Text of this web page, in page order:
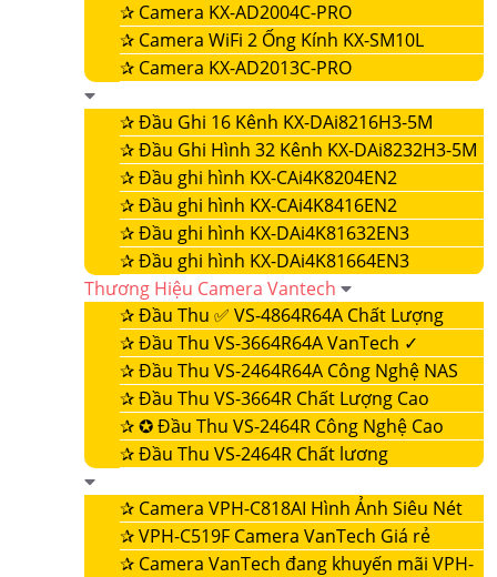
✰ Camera KX-AD2004C-PRO
✰ Camera WiFi 2 Ống Kính KX-SM10L
✰ Camera KX-AD2013C-PRO
✰Đầu Ghi 16 Kênh KX-DAi8216H3-5M
✰Đầu Ghi Hình 32 Kênh KX-DAi8232H3-5M
✰Đầu ghi hình KX-CAi4K8204EN2
✰Đầu ghi hình KX-CAi4K8416EN2
✰Đầu ghi hình KX-DAi4K81632EN3
✰Đầu ghi hình KX-DAi4K81664EN3
Thương Hiệu Camera Vantech
✰Đầu Thu ✅ VS-4864R64A Chất Lượng
✰Đầu Thu VS-3664R64A VanTech ✓
✰Đầu Thu VS-2464R64A Công Nghệ NAS
✰Đầu Thu VS-3664R Chất Lượng Cao
✰✪ Đầu Thu VS-2464R Công Nghệ Cao
✰Đầu Thu VS-2464R Chất lương
✰ Camera VPH-C818AI Hình Ảnh Siêu Nét
✰VPH-C519F Camera VanTech Giá rẻ
✰ Camera VanTech đang khuyến mãi VPH-